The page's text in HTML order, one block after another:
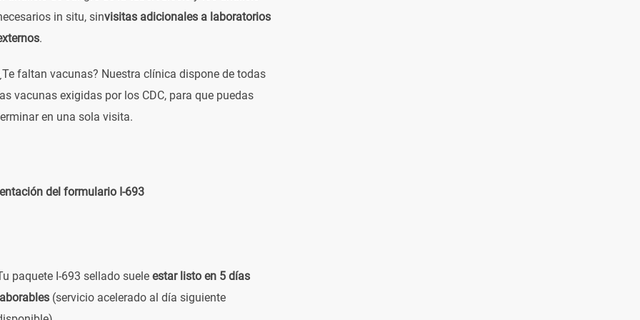
in situ, sinvisitas adicionales a laboratorios
.
faltan vacunas? Nuestra clínica dispone de todas
vacunas exigidas por los CDC, para que puedas
en una sola visita.
del formulario I-693
paquete I-693 sellado suele estar listo en 5 días
(servicio acelerado al día siguiente